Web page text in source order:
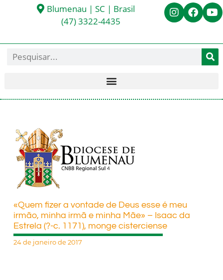
Blumenau | SC | Brasil
(47) 3322-4435
«Quem fizer a vontade de Deus esse é meu
irmão, minha irmã e minha Mãe» – Isaac da
Estrela (?-c. 1171), monge cisterciense
24 de janeiro de 2017